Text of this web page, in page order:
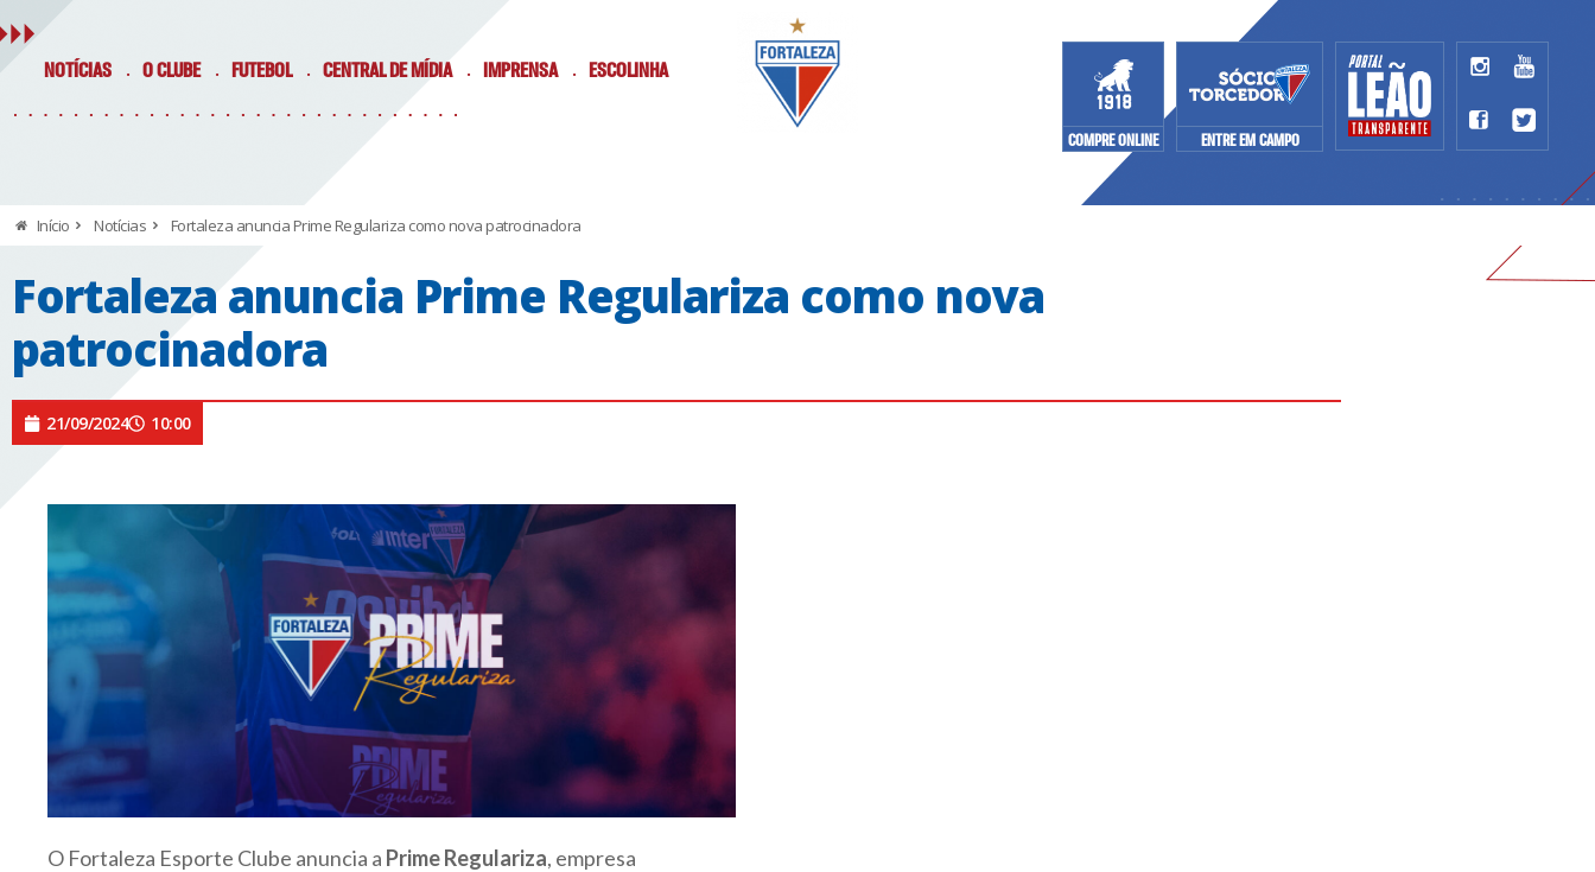
NOTÍCIAS O CLUBE FUTEBOL CENTRAL DE MÍDIA IMPRENSA ESCOLINHA
COMPRE ONLINE ENTRE EM CAMPO
Início Notícias Fortaleza anuncia Prime Regulariza como nova patrocinadora
Fortaleza anuncia Prime Regulariza como nova
patrocinadora
21/09/2024 10:00
O Fortaleza Esporte Clube anuncia a Prime Regulariza, empresa